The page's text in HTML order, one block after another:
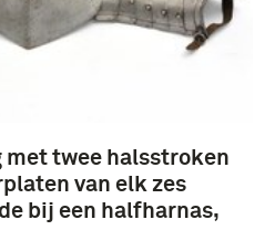
met twee halsstroken
van elk zes
bij een halfharnas,